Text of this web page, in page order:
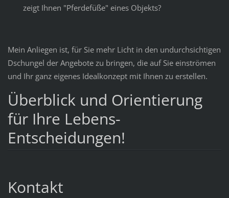
zeigt Ihnen "Pferdefüße" eines Objekts?
Mein Anliegen ist, für Sie mehr Licht in den undurchsichtigen
Dschungel der Angebote zu bringen, die auf Sie einströmen
und Ihr ganz eigenes Idealkonzept mit Ihnen zu erstellen.
Überblick und Orientierung
für Ihre Lebens-
Entscheidungen!
Kontakt